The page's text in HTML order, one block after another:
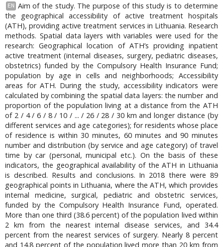
EN
Aim of the study. The purpose of this study is to determine
the geographical accessibility of active treatment hospitals
(ATH), providing active treatment services in Lithuania. Research
methods. Spatial data layers with variables were used for the
research: Geographical location of ATH’s providing inpatient
active treatment (internal diseases, surgery, pediatric diseases,
obstetrics) funded by the Compulsory Health Insurance Fund;
population by age in cells and neighborhoods; Accessibility
areas for ATH. During the study, accessibility indicators were
calculated by combining the spatial data layers: the number and
proportion of the population living at a distance from the ATH
of 2 / 4 / 6 / 8 / 10 / ... / 26 / 28 / 30 km and longer distance (by
different services and age categories); for residents whose place
of residence is within 30 minutes, 60 minutes and 90 minutes
number and distribution (by service and age category) of travel
time by car (personal, municipal etc.). On the basis of these
indicators, the geographical availability of the ATH in Lithuania
is described. Results and conclusions. In 2018 there were 89
geographical points in Lithuania, where the ATH, which provides
internal medicine, surgical, pediatric and obstetric services,
funded by the Compulsory Health Insurance Fund, operated.
More than one third (38.6 percent) of the population lived within
2 km from the nearest internal disease services, and 34.4
percent from the nearest services of surgery. Nearly 8 percent
and 14.8 percent of the population lived more than 20 km from